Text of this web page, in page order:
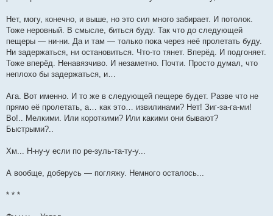
Нет, могу, конечно, и выше, но это сил много забирает. И потолок.
Тоже неровный. В смысле, биться буду. Так что до следующей
пещеры — ни-ни. Да и там — только пока через неё пролетать буду.
Ни задержаться, ни остановиться. Что-то тянет. Вперёд. И подгоняет.
Тоже вперёд. Ненавязчиво. И незаметно. Почти. Просто думал, что
неплохо бы задержаться, и…
Ага. Вот именно. И то же в следующей пещере будет. Разве что не
прямо её пролетать, а… как это… извилинами? Нет! Зиг-за-га-ми!
Во!.. Мелкими. Или короткими? Или какими они бывают?
Быстрыми?..
Хм... Н-ну-у если по ре-зуль-та-ту-у...
А вообще, доберусь — погляжу. Немного осталось...
* * *